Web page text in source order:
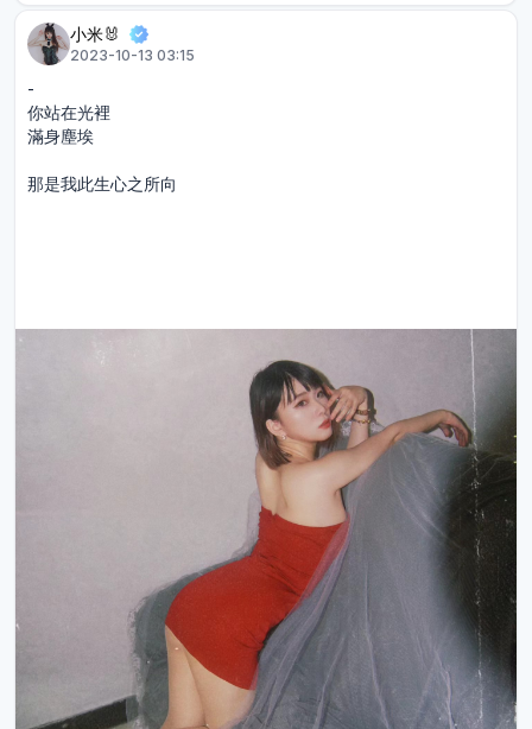
小米🐰
2023-10-13 03:15
-
你站在光裡
滿身塵埃
那是我此生心之所向